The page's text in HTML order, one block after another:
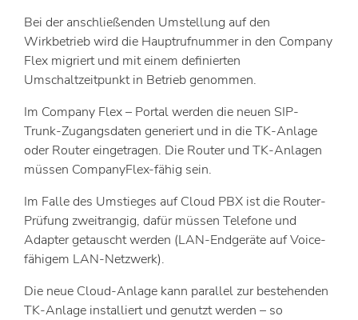
Bei der anschließenden Umstellung auf den
Wirkbetrieb wird die Hauptrufnummer in den Company
Flex migriert und mit einem definierten
Umschaltzeitpunkt in Betrieb genommen.
Im Company Flex – Portal werden die neuen SIP-
Trunk-Zugangsdaten generiert und in die TK-Anlage
oder Router eingetragen. Die Router und TK-Anlagen
müssen CompanyFlex-fähig sein.
Im Falle des Umstieges auf Cloud PBX ist die Router-
Prüfung zweitrangig, dafür müssen Telefone und
Adapter getauscht werden (LAN-Endgeräte auf Voice-
fähigem LAN-Netzwerk).
Die neue Cloud-Anlage kann parallel zur bestehenden
TK-Anlage installiert und genutzt werden – so